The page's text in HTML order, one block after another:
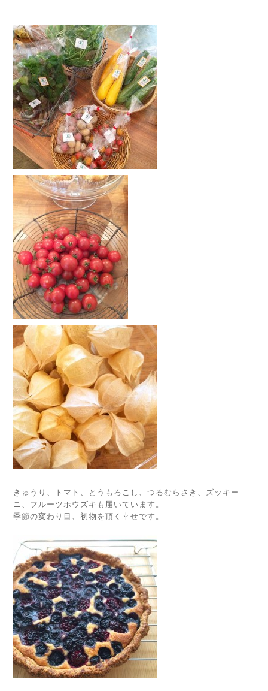
きゅうり、トマト、とうもろこし、つるむらさき、ズッキー
ニ、フルーツホウズキも届いています。
季節の変わり目、初物を頂く幸せです。